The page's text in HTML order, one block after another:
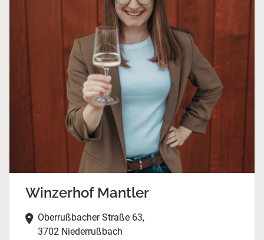
Winzerhof Mantler
Oberrußbacher Straße 63,
3702 Niederrußbach